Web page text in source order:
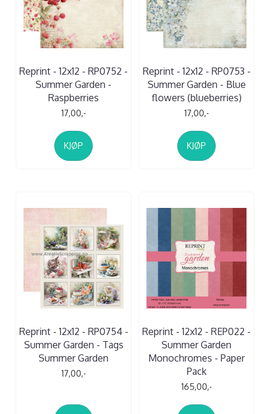
Reprint - 12x12 - RP0752 -
Summer Garden -
Raspberries
17,00,-
KJØP
Reprint - 12x12 - RP0753 -
Summer Garden - Blue
flowers (blueberries)
17,00,-
KJØP
Reprint - 12x12 - RP0754 -
Summer Garden - Tags
Summer Garden
17,00,-
Reprint - 12x12 - REP022 -
Summer Garden
Monochromes - Paper
Pack
165,00,-